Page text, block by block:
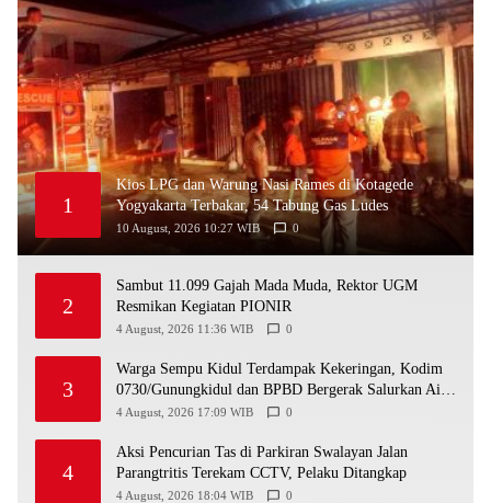
1
Kios LPG dan Warung Nasi Rames di Kotagede
Yogyakarta Terbakar, 54 Tabung Gas Ludes
10 August, 2026 10:27 WIB 0
2
Sambut 11.099 Gajah Mada Muda, Rektor UGM
Resmikan Kegiatan PIONIR
4 August, 2026 11:36 WIB 0
3
Warga Sempu Kidul Terdampak Kekeringan, Kodim
0730/Gunungkidul dan BPBD Bergerak Salurkan Air
Bersih
4 August, 2026 17:09 WIB 0
4
Aksi Pencurian Tas di Parkiran Swalayan Jalan
Parangtritis Terekam CCTV, Pelaku Ditangkap
4 August, 2026 18:04 WIB 0